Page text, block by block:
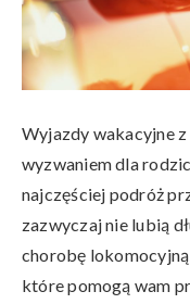
Wyjazdy wakacyjne
wyzwaniem dla
najczęściej podróż
zazwyczaj nie lubią
chorobę
które pomogą wam